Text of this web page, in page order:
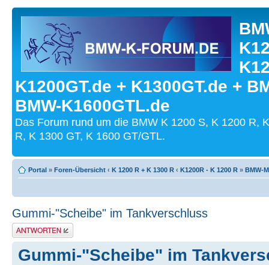
K1200GT.de + K1300GT.de +
BMW-K1600GTL.de
Das Forum rund um die BMW K 1200 S, K 1200 R,
R, K 1300 GT, K 1600 GT/GTL.
Portal » Foren-Übersicht ‹ K 1200 R + K 1300 R ‹ K1200R - K 1200 R » BMW-
Gummi-"Scheibe" im Tankverschluss
Antwort schreiben
Gummi-"Scheibe" im